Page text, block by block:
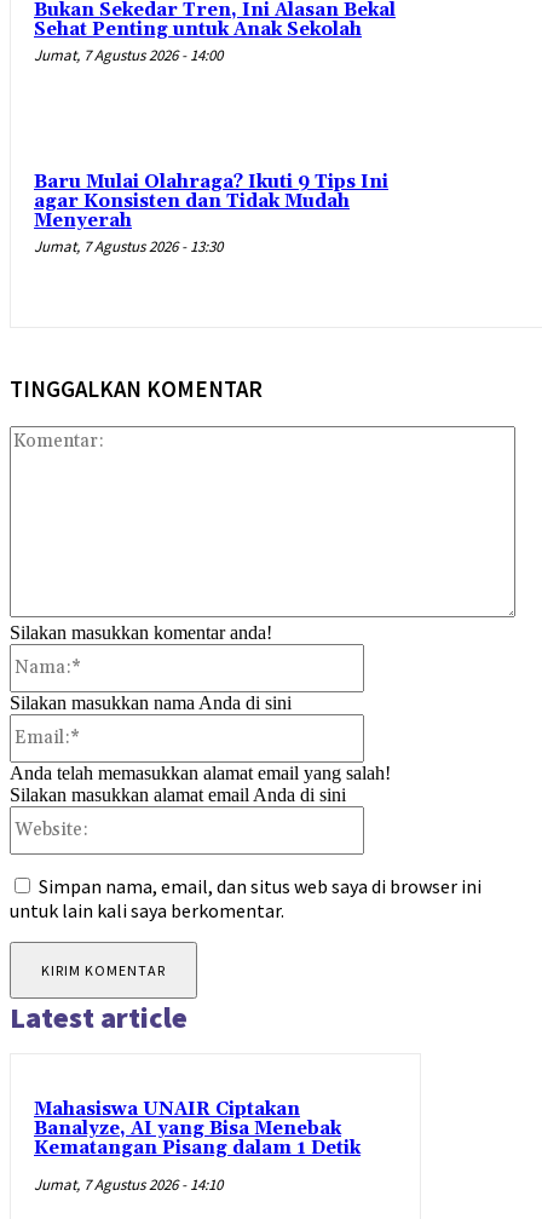
Bukan Sekedar Tren, Ini Alasan Bekal
Sehat Penting untuk Anak Sekolah
Jumat, 7 Agustus 2026 - 14:00
Baru Mulai Olahraga? Ikuti 9 Tips Ini
agar Konsisten dan Tidak Mudah
Menyerah
Jumat, 7 Agustus 2026 - 13:30
TINGGALKAN KOMENTAR
Silakan masukkan komentar anda!
Silakan masukkan nama Anda di sini
Anda telah memasukkan alamat email yang salah!
Silakan masukkan alamat email Anda di sini
Simpan nama, email, dan situs web saya di browser ini
untuk lain kali saya berkomentar.
Latest article
Mahasiswa UNAIR Ciptakan
Banalyze, AI yang Bisa Menebak
Kematangan Pisang dalam 1 Detik
Jumat, 7 Agustus 2026 - 14:10